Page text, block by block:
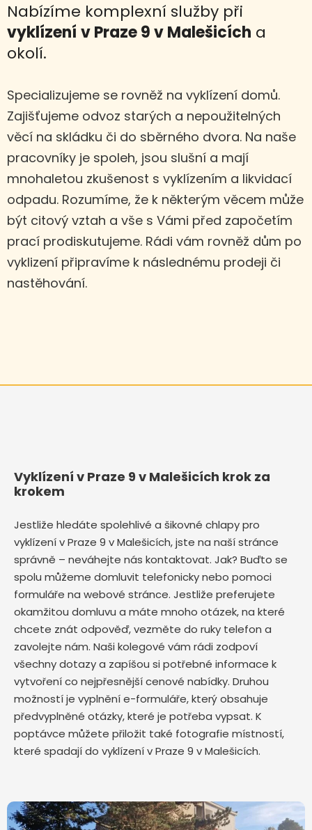
Nabízíme komplexní služby při
vyklízení v Praze 9 v Malešicích a
okolí.
Specializujeme se rovněž na vyklízení domů.
Zajišťujeme odvoz starých a nepoužitelných
věcí na skládku či do sběrného dvora. Na naše
pracovníky je spoleh, jsou slušní a mají
mnohaletou zkušenost s vyklízením a likvidací
odpadu. Rozumíme, že k některým věcem může
být citový vztah a vše s Vámi před započetím
prací prodiskutujeme. Rádi vám rovněž dům po
vyklizení připravíme k následnému prodeji či
nastěhování.
Vyklízení v Praze 9 v Malešicích krok za
krokem
Jestliže hledáte spolehlivé a šikovné chlapy pro
vyklízení v Praze 9 v Malešicích, jste na naší stránce
správně – neváhejte nás kontaktovat. Jak? Buďto se
spolu můžeme domluvit telefonicky nebo pomoci
formuláře na webové stránce. Jestliže preferujete
okamžitou domluvu a máte mnoho otázek, na které
chcete znát odpověď, vezměte do ruky telefon a
zavolejte nám. Naši kolegové vám rádi zodpoví
všechny dotazy a zapíšou si potřebné informace k
vytvoření co nejpřesnější cenové nabídky. Druhou
možností je vyplnění e-formuláře, který obsahuje
předvyplněné otázky, které je potřeba vypsat. K
poptávce můžete přiložit také fotografie místností,
které spadají do vyklízení v Praze 9 v Malešicích.